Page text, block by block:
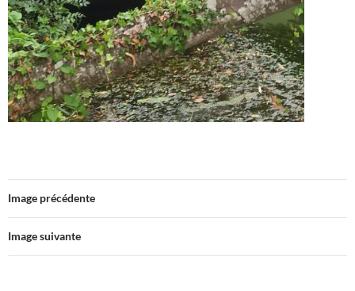
Image précédente
Image suivante